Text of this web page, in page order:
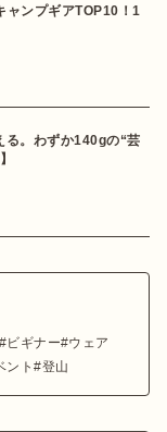
ャンプギアTOP10！1
る。わずか140gの“芸
ビギナー
ウェア
ント 登山